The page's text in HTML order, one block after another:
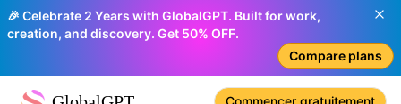
🎉 Celebrate 2 Years with GlobalGPT. Built for work,
creation, and discovery. Get 50% OFF.
Compare plans
Commencer gratuitement